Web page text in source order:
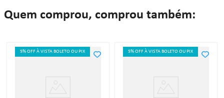
Quem comprou, comprou também:
5% OFF À VISTA BOLETO OU PIX 5% OFF À VISTA BOLETO OU PIX